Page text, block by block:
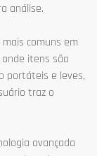
análise.
comuns em
itens são
portáteis e leves,
traz o
avançada